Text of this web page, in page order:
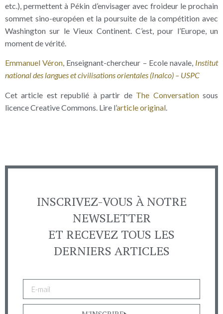
etc.), permettent à Pékin d’envisager avec froideur le prochain
sommet sino-européen et la poursuite de la compétition avec
Washington sur le Vieux Continent. C’est, pour l’Europe, un
moment de vérité.
Emmanuel Véron, Enseignant-chercheur – Ecole navale, Institut
national des langues et civilisations orientales (Inalco) – USPC
Cet article est republié à partir de The Conversationsous
licence Creative Commons. Lire l’article original
INSCRIVEZ-VOUS À NOTRE
NEWSLETTER
ET RECEVEZ TOUS LES
DERNIERS ARTICLES